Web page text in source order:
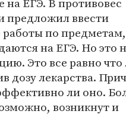
предложил ввести
по предметам,
на ЕГЭ. Но это
Это все равно что
дозу лекарства.
ли оно.
возникнут и